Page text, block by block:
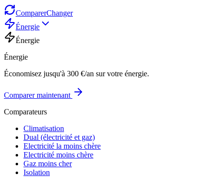
ComparerChanger
Énergie
Énergie
Énergie
Économisez jusqu'à 300 €/an sur votre énergie.
Comparer maintenant
Comparateurs
Climatisation
Dual (électricité et gaz)
Electricité la moins chère
Electricité moins chère
Gaz moins cher
Isolation